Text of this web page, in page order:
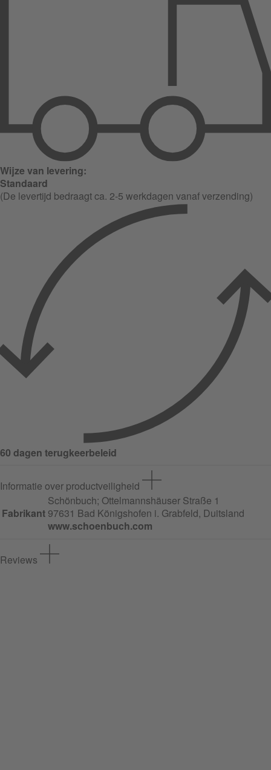
Wijze van levering:
Standaard
(De levertijd bedraagt ca. 2-5 werkdagen vanaf verzending)
60 dagen terugkeerbeleid
Informatie over productveiligheid
Fabrikant
Schönbuch; Ottelmannshäuser Straße 1
97631 Bad Königshofen i. Grabfeld, Duitsland
www.schoenbuch.com
Reviews